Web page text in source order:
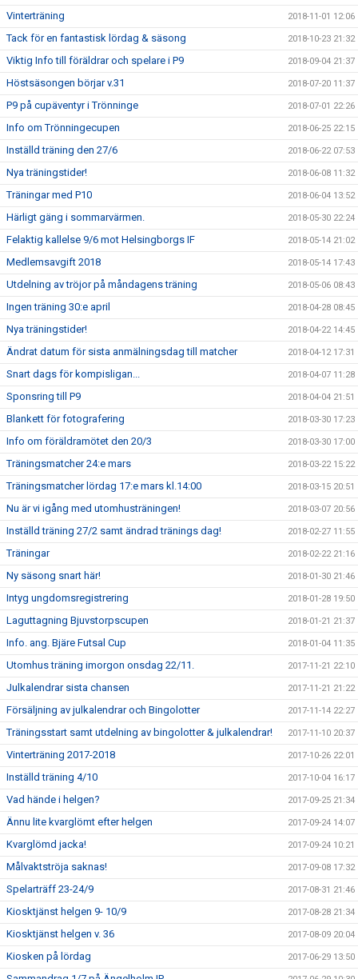
Vinterträning 2018-11-01 12:06
Tack för en fantastisk lördag & säsong 2018-10-23 21:32
Viktig Info till föräldrar och spelare i P9 2018-09-04 21:37
Höstsäsongen börjar v.31 2018-07-20 11:37
P9 på cupäventyr i Trönninge 2018-07-01 22:26
Info om Trönningecupen 2018-06-25 22:15
Inställd träning den 27/6 2018-06-22 07:53
Nya träningstider! 2018-06-08 11:32
Träningar med P10 2018-06-04 13:52
Härligt gäng i sommarvärmen. 2018-05-30 22:24
Felaktig kallelse 9/6 mot Helsingborgs IF 2018-05-14 21:02
Medlemsavgift 2018 2018-05-14 17:43
Utdelning av tröjor på måndagens träning 2018-05-06 08:43
Ingen träning 30:e april 2018-04-28 08:45
Nya träningstider! 2018-04-22 14:45
Ändrat datum för sista anmälningsdag till matcher 2018-04-12 17:31
Snart dags för kompisligan... 2018-04-07 11:28
Sponsring till P9 2018-04-04 21:51
Blankett för fotografering 2018-03-30 17:23
Info om föräldramötet den 20/3 2018-03-30 17:00
Träningsmatcher 24:e mars 2018-03-22 15:22
Träningsmatcher lördag 17:e mars kl.14:00 2018-03-15 20:51
Nu är vi igång med utomhusträningen! 2018-03-07 20:56
Inställd träning 27/2 samt ändrad tränings dag! 2018-02-27 11:55
Träningar 2018-02-22 21:16
Ny säsong snart här! 2018-01-30 21:46
Intyg ungdomsregistrering 2018-01-28 19:50
Laguttagning Bjuvstorpscupen 2018-01-21 21:37
Info. ang. Bjäre Futsal Cup 2018-01-04 11:35
Utomhus träning imorgon onsdag 22/11. 2017-11-21 22:10
Julkalendrar sista chansen 2017-11-21 21:22
Försäljning av julkalendrar och Bingolotter 2017-11-14 22:27
Träningsstart samt utdelning av bingolotter & julkalendrar! 2017-11-10 20:37
Vinterträning 2017-2018 2017-10-26 22:01
Inställd träning 4/10 2017-10-04 16:17
Vad hände i helgen? 2017-09-25 21:34
Ännu lite kvarglömt efter helgen 2017-09-24 14:07
Kvarglömd jacka! 2017-09-24 10:21
Målvaktströja saknas! 2017-09-08 17:32
Spelarträff 23-24/9 2017-08-31 21:46
Kiosktjänst helgen 9- 10/9 2017-08-28 21:34
Kiosktjänst helgen v. 36 2017-08-09 20:04
Kiosken på lördag 2017-06-29 13:50